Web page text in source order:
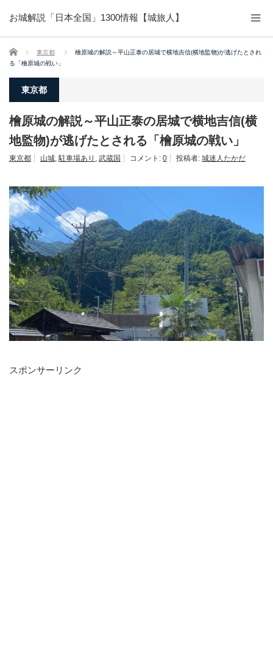
お城解説「日本全国」1300情報【城旅人】
ホーム 東京都
檜原城の解説～平山正泰の居城で横地吉信(横地監物)が逃げたとされ
る「檜原城の戦い」
東京都
檜原城の解説～平山正泰の居城で横地吉信(横
地監物)が逃げたとされる「檜原城の戦い」
東京都 山城,駐車場あり , 武蔵国 コメント: 0 投稿者: 城迷人たかだ
スポンサーリンク